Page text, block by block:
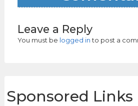
Leave a Reply
You must be logged into post a
Sponsored Links